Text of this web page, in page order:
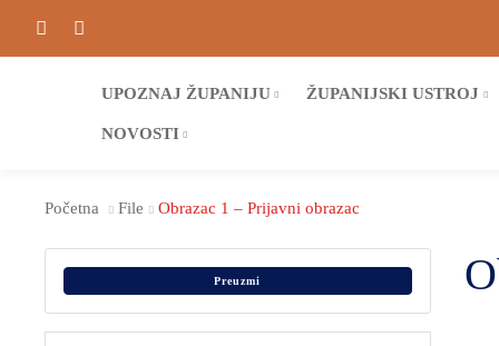
UPOZNAJ ŽUPANIJU ŽUPANIJSKI USTROJ
NOVOSTI
Početna File Obrazac 1 – Prijavni obrazac
Preuzmi